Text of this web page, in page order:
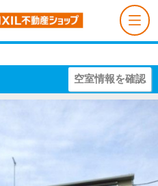
空室情報を確認